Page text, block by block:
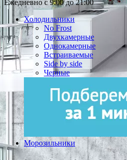
Ежедневно с 9:00 до 21:00
Холодильники
No Frost
Двухкамерные
Однокамерные
Встраиваемые
Side by side
Черные
Морозильники